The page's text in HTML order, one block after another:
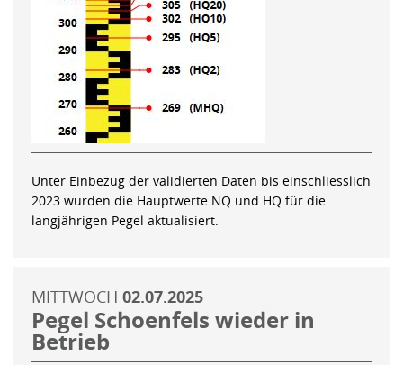
Unter Einbezug der validierten Daten bis einschliesslich
2023 wurden die Hauptwerte NQ und HQ für die
langjährigen Pegel aktualisiert.
MITTWOCH 02.07.2025
Pegel Schoenfels wieder in
Betrieb